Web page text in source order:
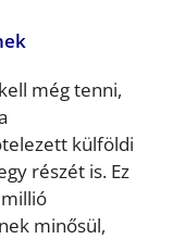
még tenni,
külföldi
részét is. Ez
minősül,